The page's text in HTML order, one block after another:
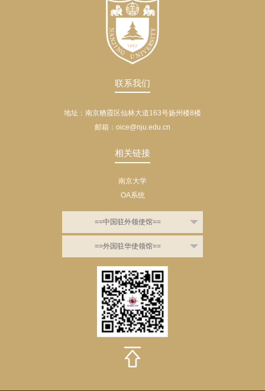
联系我们
地址：南京栖霞区仙林大道163号扬州楼8楼
邮箱：oice@nju.edu.cn
相关链接
南京大学
OA系统
==中国驻外领使馆==
==外国驻华使领馆==